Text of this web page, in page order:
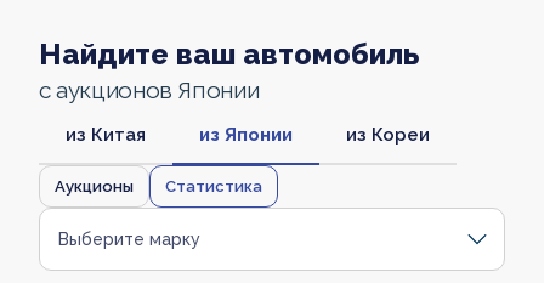
Найдите ваш автомобиль
с аукционов Японии
из Китая из Японии из Кореи
Аукционы Статистика
Выберите марку